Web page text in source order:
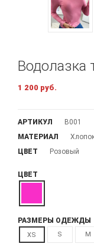
Водолазка
1 200 руб.
АРТИКУЛ
В001
МАТЕРИАЛ
ЦВЕТ
Розовый
ЦВЕТ
РАЗМЕРЫ ОДЕЖДЫ
XS S M